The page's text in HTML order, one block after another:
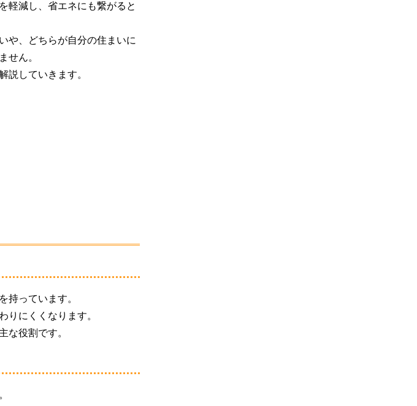
軽減し、省エネにも繋がると
や、どちらが自分の住まいに
せん。
説していきます。
持っています。
りにくくなります。
な役割です。